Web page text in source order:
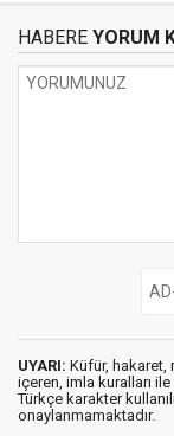
HABERE YORUM
UYARI: Küfür, hakaret,
içeren, imla kuralları ile
Türkçe karakter
onaylanmamaktadır.